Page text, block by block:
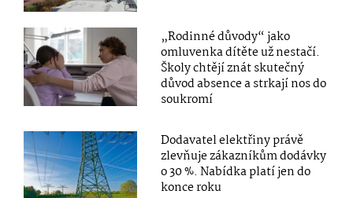
„Rodinné důvody“ jako
omluvenka dítěte už nestačí.
Školy chtějí znát skutečný
důvod absence a strkají nos do
soukromí
Dodavatel elektřiny právě
zlevňuje zákazníkům dodávky
o 30 %. Nabídka platí jen do
konce roku